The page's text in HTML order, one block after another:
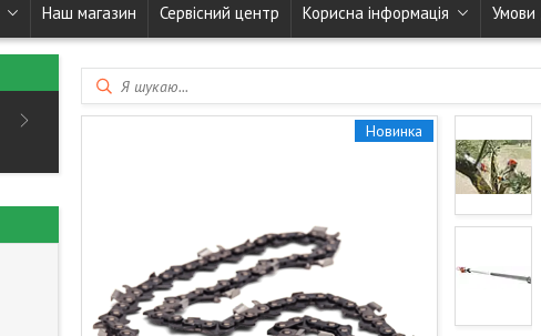
Наш магазин Сервісний центр Корисна інформація Умови
Новинка